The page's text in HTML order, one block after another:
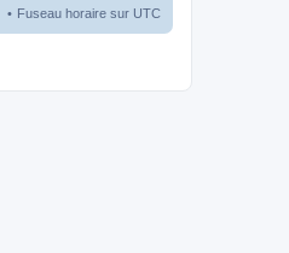
Fuseau horaire sur UTC